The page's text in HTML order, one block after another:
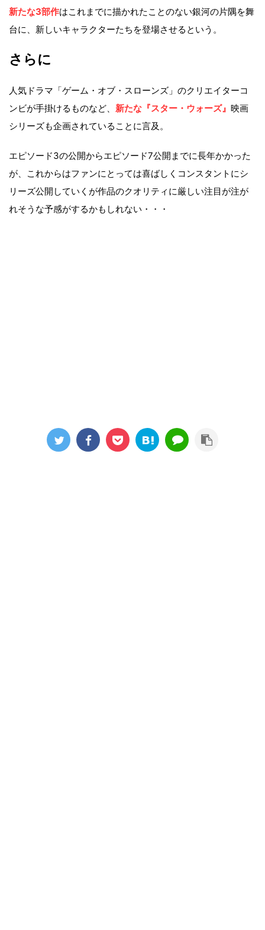
新たな3部作はこれまでに描かれたことのない銀河の片隅を舞
台に、新しいキャラクターたちを登場させるという。
さらに
人気ドラマ「ゲーム・オブ・スローンズ」のクリエイターコ
ンビが手掛けるものなど、 新たな『スター・ウォーズ』 映画
シリーズも企画されていることに言及。
エピソード3の公開からエピソード7公開までに長年かかった
が、これからはファンにとっては喜ばしくコンスタントにシ
リーズ公開していくが作品のクオリティに厳しい注目が注が
れそうな予感がするかもしれない・・・